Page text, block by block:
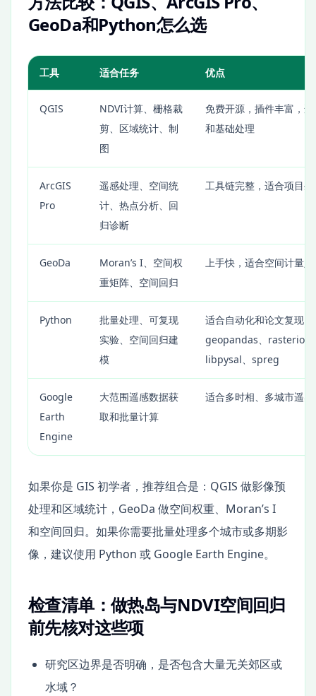
GeoDa和Python怎么选
工具 适合任务 优点
QGIS
NDVI计算、栅格裁
剪、区域统计、制
图
免费开源，插件丰富，
和基础处理
ArcGIS
Pro
遥感处理、空间统
计、热点分析、回
归诊断
工具链完整，适合项目
GeoDa
Moran’s I、空间权
重矩阵、空间回归
上手快，适合空间计量
Python
批量处理、可复现
实验、空间回归建
模
适合自动化和论文复现
geopandas、rasterio、
libpysal、spreg
Google
Earth
Engine
大范围遥感数据获
取和批量计算
适合多时相、多城市遥
如果你是 GIS 初学者，推荐组合是：QGIS 做影像预
处理和区域统计，GeoDa 做空间权重、Moran’s I
和空间回归。如果你需要批量处理多个城市或多期影
像，建议使用 Python 或 Google Earth Engine。
检查清单：做热岛与NDVI空间回归
前先核对这些项
研究区边界是否明确，是否包含大量无关郊区或
水域？